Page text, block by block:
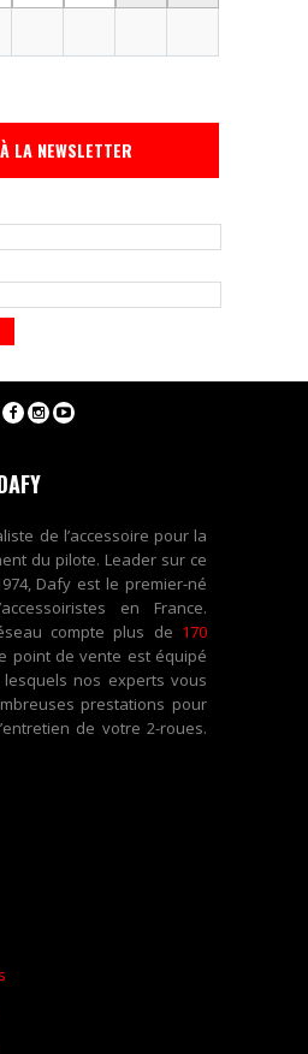
LA NEWSLETTER
de l’accessoire pour la
du pilote. Leader sur ce
Dafy est le premier-né
en France.
compte plus de 170
point de vente est équipé
lesquels nos experts vous
prestations pour
de votre 2-roues.